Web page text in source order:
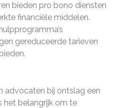
bieden pro bono diensten
financiële middelen.
gereduceerde tarieven
advocaten bij ontslag een
het belangrijk om te